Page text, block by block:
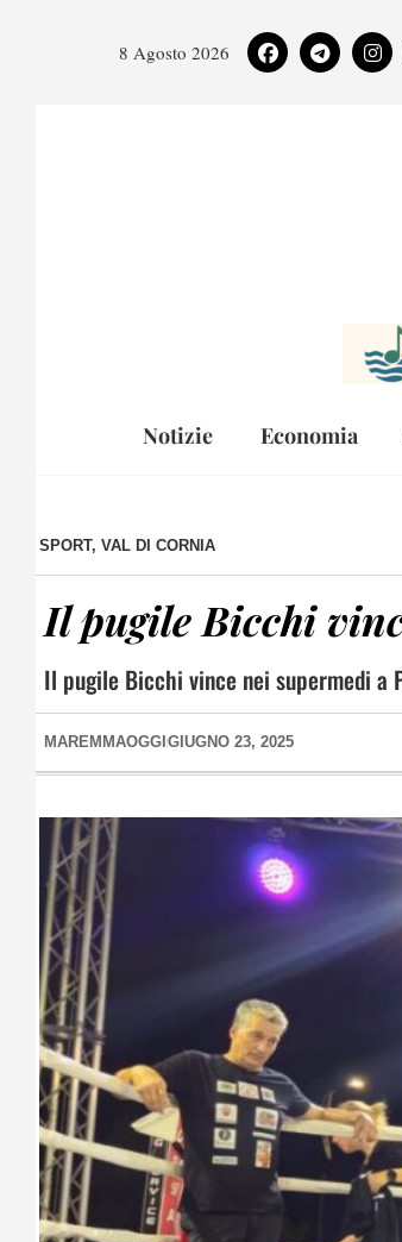
8 Agosto 2026
Notizie Economia
SPORT, VAL DI CORNIA
Il pugile Bicchi
Il pugile Bicchi vince nei supermedi a
MAREMMAOGGI GIUGNO 23, 2025